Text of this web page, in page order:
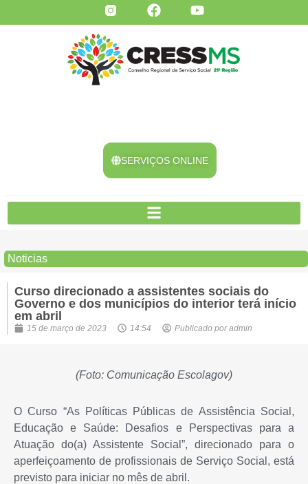
SERVIÇOS ONLINE
Noticias
Curso direcionado a assistentes sociais do
Governo e dos municípios do interior terá início
em abril
15 de março de 2023 14:54 Publicado poradmin
(Foto: Comunicação Escolagov)
O Curso “As Políticas Públicas de Assistência Social,
Educação e Saúde: Desafios e Perspectivas para a
Atuação do(a) Assistente Social”, direcionado para o
aperfeiçoamento de profissionais de Serviço Social, está
previsto para iniciar no mês de abril.